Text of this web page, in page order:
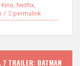
Kino, Netflix,
permalink
7 TRAILER: BATMAN